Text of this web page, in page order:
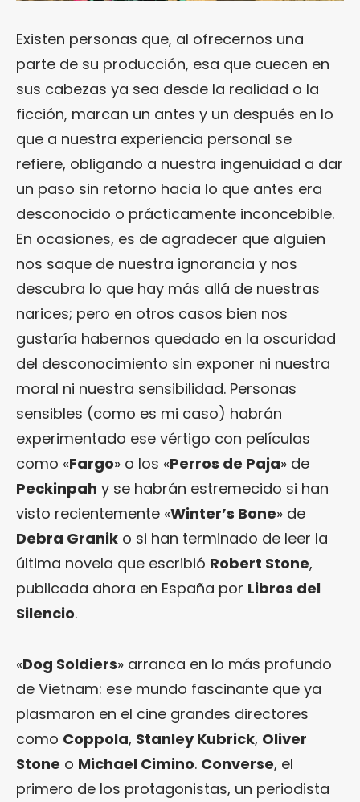
Existen personas que, al ofrecernos una
parte de su producción, esa que cuecen en
sus cabezas ya sea desde la realidad o la
ficción, marcan un antes y un después en lo
que a nuestra experiencia personal se
refiere, obligando a nuestra ingenuidad a dar
un paso sin retorno hacia lo que antes era
desconocido o prácticamente inconcebible.
En ocasiones, es de agradecer que alguien
nos saque de nuestra ignorancia y nos
descubra lo que hay más allá de nuestras
narices; pero en otros casos bien nos
gustaría habernos quedado en la oscuridad
del desconocimiento sin exponer ni nuestra
moral ni nuestra sensibilidad. Personas
sensibles (como es mi caso) habrán
experimentado ese vértigo con películas
como «Fargo» o los «Perros de Paja» de
Peckinpah y se habrán estremecido si han
visto recientemente «Winter’s Bone» de
Debra Granik o si han terminado de leer la
última novela que escribió Robert Stone,
publicada ahora en España por Libros del
Silencio.
«Dog Soldiers» arranca en lo más profundo
de Vietnam: ese mundo fascinante que ya
plasmaron en el cine grandes directores
como Coppola, Stanley Kubrick, Oliver
Stone o Michael Cimino. Converse, el
primero de los protagonistas, un periodista